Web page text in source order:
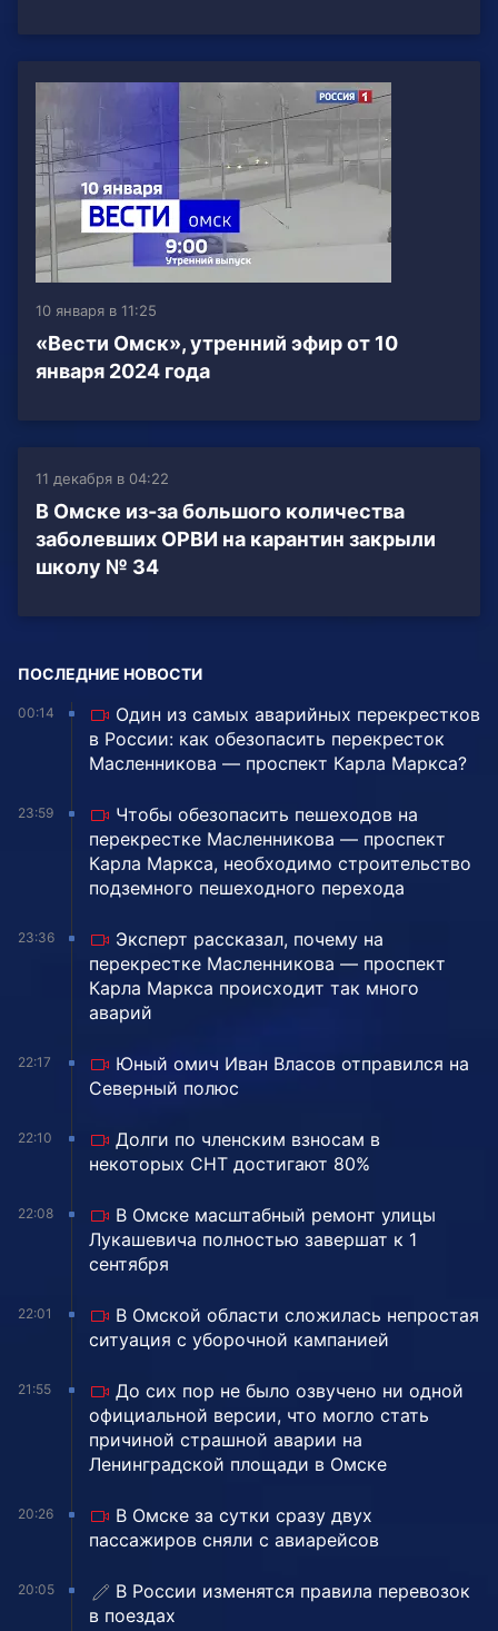
10 января в 11:25
«Вести Омск», утренний эфир от 10
января 2024 года
11 декабря в 04:22
В Омске из-за большого количества
заболевших ОРВИ на карантин закрыли
школу № 34
ПОСЛЕДНИЕ НОВОСТИ
00:14
Один из самых аварийных перекрестков
в России: как обезопасить перекресток
Масленникова — проспект Карла Маркса?
23:59
Чтобы обезопасить пешеходов на
перекрестке Масленникова — проспект
Карла Маркса, необходимо строительство
подземного пешеходного перехода
23:36
Эксперт рассказал, почему на
перекрестке Масленникова — проспект
Карла Маркса происходит так много
аварий
22:17
Юный омич Иван Власов отправился на
Северный полюс
22:10
Долги по членским взносам в
некоторых СНТ достигают 80%
22:08
В Омске масштабный ремонт улицы
Лукашевича полностью завершат к 1
сентября
22:01
В Омской области сложилась непростая
ситуация с уборочной кампанией
21:55
До сих пор не было озвучено ни одной
официальной версии, что могло стать
причиной страшной аварии на
Ленинградской площади в Омске
20:26
В Омске за сутки сразу двух
пассажиров сняли с авиарейсов
20:05
В России изменятся правила перевозок
в поездах